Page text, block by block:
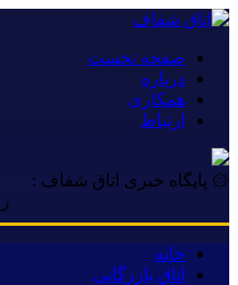
صفحه نخست
درباره
همکاری
ارتباط
۞ پایگاه خبری اتاق شفاف :
روشن
خانه
اتاق بازرگانی